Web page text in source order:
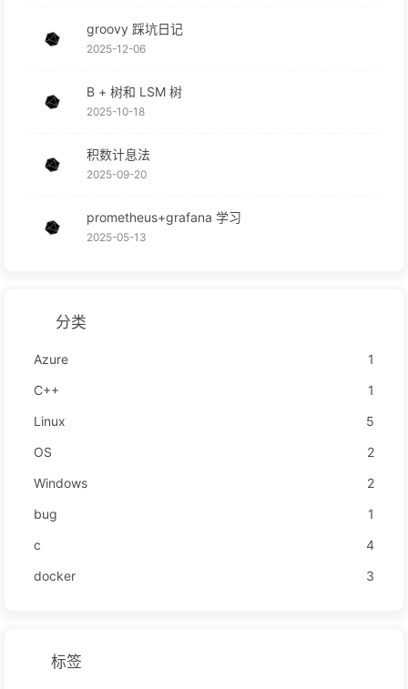
groovy 踩坑日记
2025-12-06
B + 树和 LSM 树
2025-10-18
积数计息法
2025-09-20
prometheus+grafana 学习
2025-05-13
分类
Azure
1
C++
1
Linux
5
OS
2
Windows
2
bug
1
c
4
docker
3
标签